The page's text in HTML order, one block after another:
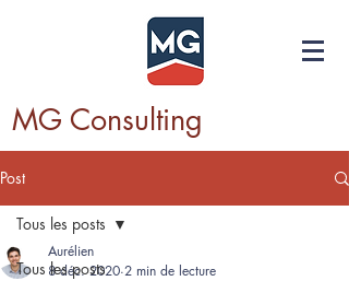
MG Consulting
Post
Tous les posts
Tous les posts
Aurélien
8 déc. 2020 2 min de lecture